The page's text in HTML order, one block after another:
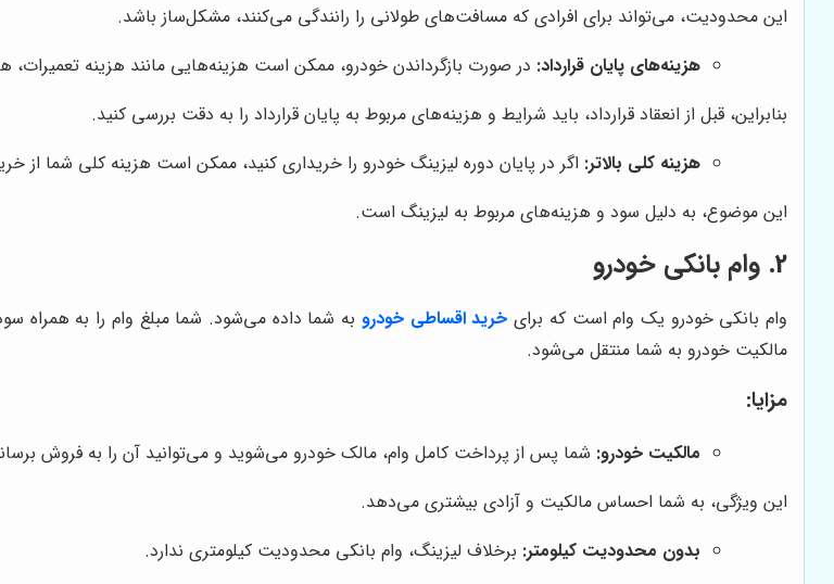
این محدودیت، می‌تواند برای افرادی که مسافت‌های طولانی را رانندگی می‌کنند، مشکل‌ساز باشد.
هزینه‌های پایان قرارداد: در صورت بازگرداندن خودرو، ممکن است هزینه‌هایی مانند هزینه
بنابراین، قبل از انعقاد قرارداد، باید شرایط و هزینه‌های مربوط به پایان قرارداد را به دقت بررسی کنید.
هزینه کلی بالاتر: اگر در پایان دوره لیزینگ خودرو را خریداری کنید، ممکن است هزینه کلی شما از
این موضوع، به دلیل سود و هزینه‌های مربوط به لیزینگ است.
2. وام بانکی خودرو
وام بانکی خودرو یک وام است که برای خرید اقساطی خودرو به شما داده می‌شود. شما مبلغ وام را به همراه
مالکیت خودرو به شما منتقل می‌شود.
مزایا:
مالکیت خودرو: شما پس از پرداخت کامل وام، مالک خودرو می‌شوید و می‌توانید آن را به فروش
این ویژگی، به شما احساس مالکیت و آزادی بیشتری می‌دهد.
بدون محدودیت کیلومتر: برخلاف لیزینگ، وام بانکی محدودیت کیلومتری ندارد.